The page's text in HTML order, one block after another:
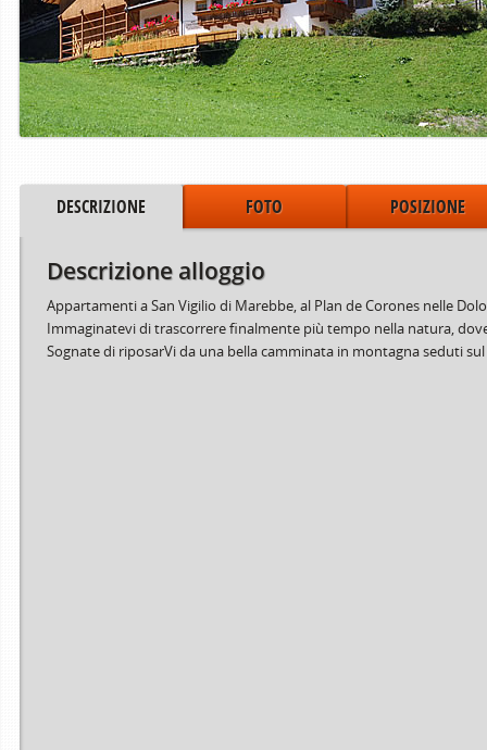
DESCRIZIONE FOTO POSIZIONE
Descrizione alloggio
Appartamenti a San Vigilio di Marebbe, al Plan de Corones nelle
Immaginatevi di trascorrere finalmente più tempo nella natura,
Sognate di riposarVi da una bella camminata in montagna seduti